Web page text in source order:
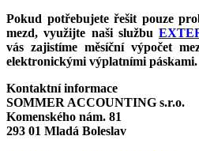
Pokud potřebujete řešit pouze
mezd, využijte naši službu
vás zajistíme měsíční výpočet
elektronickými výplatními páskami.
Kontaktní informace
SOMMER ACCOUNTING s.r.o.
Komenského nám. 81
293 01 Mladá Boleslav